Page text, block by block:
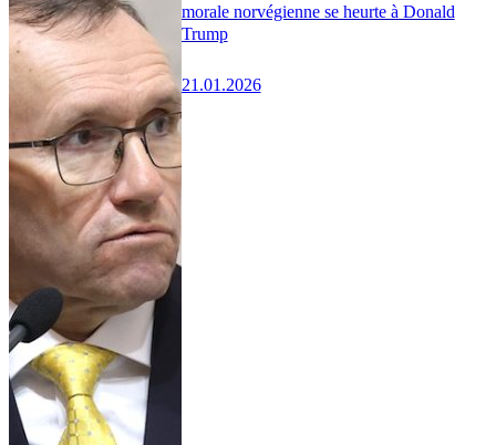
morale norvégienne se heurte à Donald
Trump
21.01.2026